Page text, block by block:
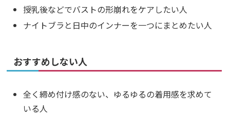
授乳後などでバストの形崩れをケアしたい人
ナイトブラと日中のインナーを一つにまとめたい人
おすすめしない人
全く締め付け感のない、ゆるゆるの着用感を求めて
いる人